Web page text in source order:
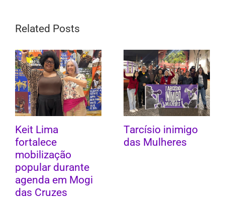
Related Posts
Keit Lima
fortalece
mobilização
popular durante
agenda em Mogi
das Cruzes
Tarcísio inimigo
das Mulheres